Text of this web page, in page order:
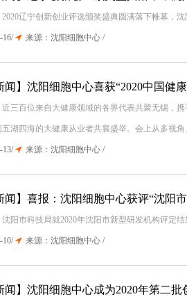
2020辽宁创新创业评选颁奖盛典圆满落下帷幕，
16/ 来源：沈阳细胞中心 /
闻】沈阳细胞中心喜获“2020中国健
近三百位来自大健康领域的各界代表共聚无锡，
湖四海的大健康从业者共襄盛举。会上从多视
13/ 来源：沈阳细胞中心 /
闻】喜报：沈阳细胞中心获评“沈阳
沈阳市科技局就2020年沈阳市新型研发机构评定
10/ 来源：沈阳细胞中心 /
闻】沈阳细胞中心成为2020年第二